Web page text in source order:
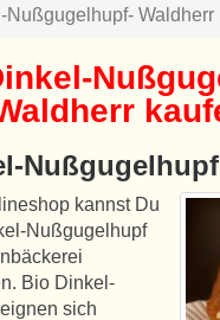
Nußgugelhupf- Waldherr
Nußgugelhupf
kannst Du
Nußgugelhupf
Bio Dinkel-
sich